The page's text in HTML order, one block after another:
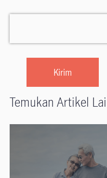
Temukan Artikel